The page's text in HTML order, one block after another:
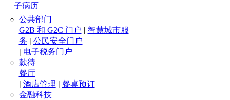
子病历
公共部门
G2B 和 G2C 门户 | 智慧城市服
务 | 公民安全门户
| 电子税务门户
款待
餐厅
| 酒店管理 | 餐桌预订
金融科技